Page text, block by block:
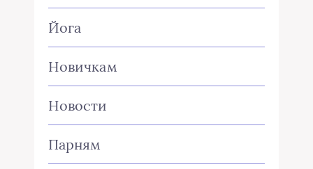
Йога
Новичкам
Новости
Парням